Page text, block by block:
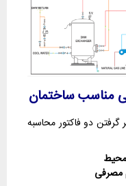
مناسب ساختمان
دو فاکتور محاسبه
مصرفی